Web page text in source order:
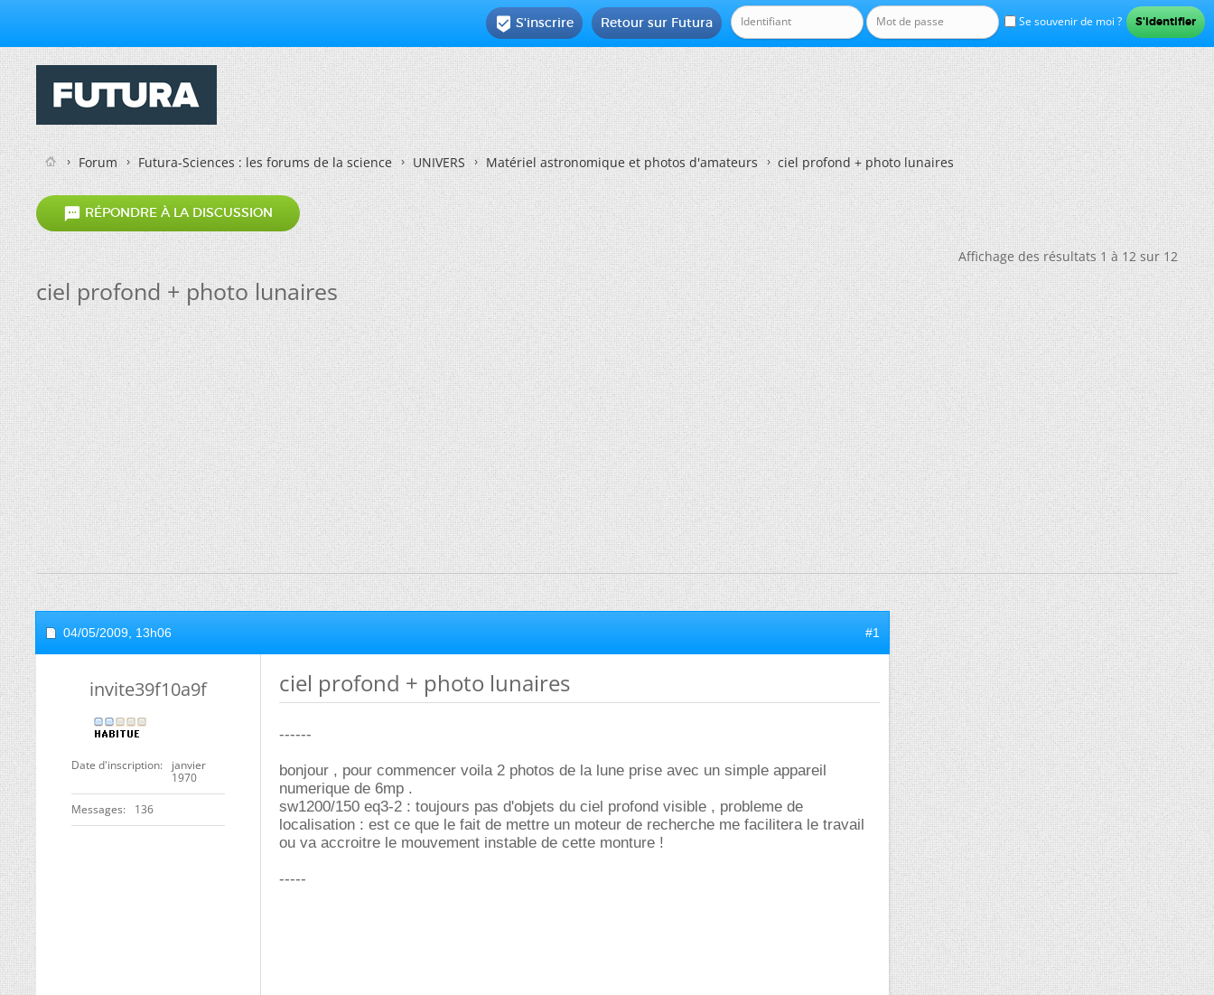
Se souvenir de moi ?
Retour sur Futura
 S'inscrire
Forum Futura-Sciences : les forums de la science UNIVERS Matériel astronomique et photos d'amateurs ciel profond + photo lunaires
 RÉPONDRE À LA DISCUSSION
Affichage des résultats 1 à 12 sur 12
ciel profond + photo lunaires
04/05/2009, 13h06 #1
invite39f10a9f
Date d'inscription
janvier
1970
Messages 136
ciel profond + photo lunaires
------
bonjour , pour commencer voila 2 photos de la lune prise avec un simple appareil
numerique de 6mp .
sw1200/150 eq3-2 : toujours pas d'objets du ciel profond visible , probleme de
localisation : est ce que le fait de mettre un moteur de recherche me facilitera le travail
ou va accroitre le mouvement instable de cette monture !
-----